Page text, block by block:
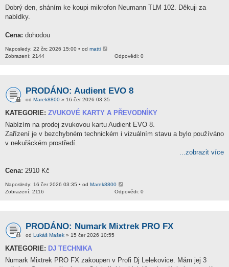
Dobrý den, sháním ke koupi mikrofon Neumann TLM 102. Děkuji za
nabídky.
Cena: dohodou
Naposledy: 22 črc 2026 15:00 • od matti
Odpovědi: 0
Zobrazení: 2144
PRODÁNO: Audient EVO 8
od Marek8800 » 16 čer 2026 03:35
KATEGORIE: ZVUKOVÉ KARTY A PŘEVODNÍKY
Nabízím na prodej zvukovou kartu Audient EVO 8.
Zařízení je v bezchybném technickém i vizuálním stavu a bylo používáno
v nekuřáckém prostředí.
...zobrazit více
Cena: 2910 Kč
Naposledy: 16 čer 2026 03:35 • od Marek8800
Odpovědi: 0
Zobrazení: 2116
PRODÁNO: Numark Mixtrek PRO FX
od Lukáš Mašek » 15 čer 2026 10:55
KATEGORIE: DJ TECHNIKA
Numark Mixtrek PRO FX zakoupen v Profi Dj Lelekovice. Mám jej 3